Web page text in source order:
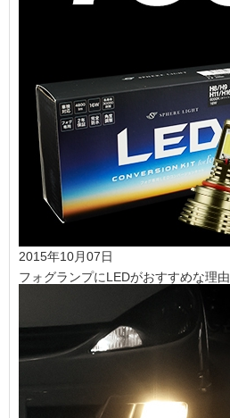
2015年10月07日
フォグランプにLEDがおすすめな理由